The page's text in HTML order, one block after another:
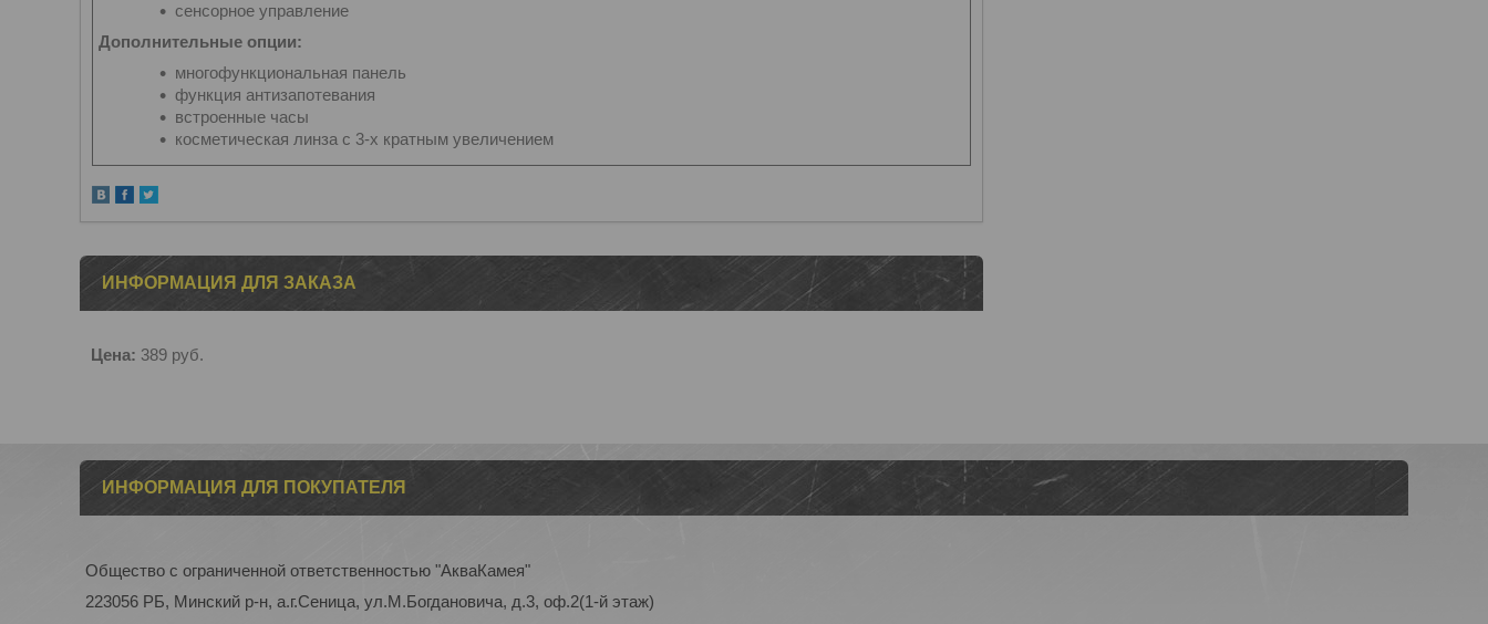
сенсорное управление
Дополнительные опции:
многофункциональная панель
функция антизапотевания
встроенные часы
косметическая линза с 3-х кратным увеличением
ИНФОРМАЦИЯ ДЛЯ ЗАКАЗА
Цена: 389 руб.
ИНФОРМАЦИЯ ДЛЯ ПОКУПАТЕЛЯ
Общество с ограниченной ответственностью "АкваКамея"
223056 РБ, Минский р-н, а.г.Сеница, ул.М.Богдановича, д.3, оф.2(1-й этаж)